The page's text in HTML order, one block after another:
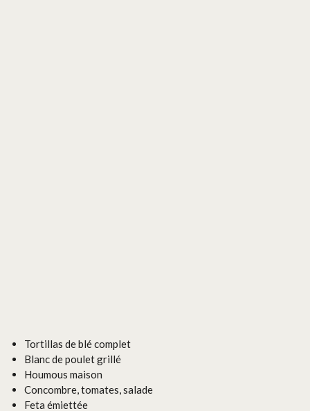
Tortillas de blé complet
Blanc de poulet grillé
Houmous maison
Concombre, tomates, salade
Feta émiettée